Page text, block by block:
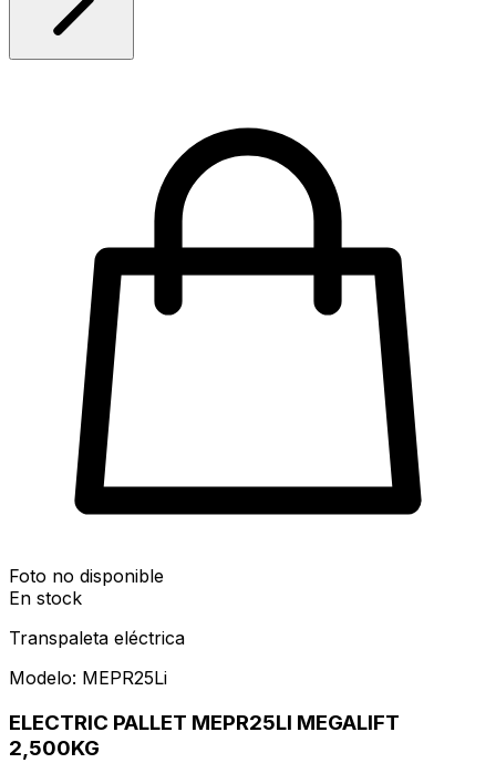
Foto no disponible
En stock
Transpaleta eléctrica
Modelo: MEPR25Li
ELECTRIC PALLET MEPR25LI MEGALIFT
2,500KG